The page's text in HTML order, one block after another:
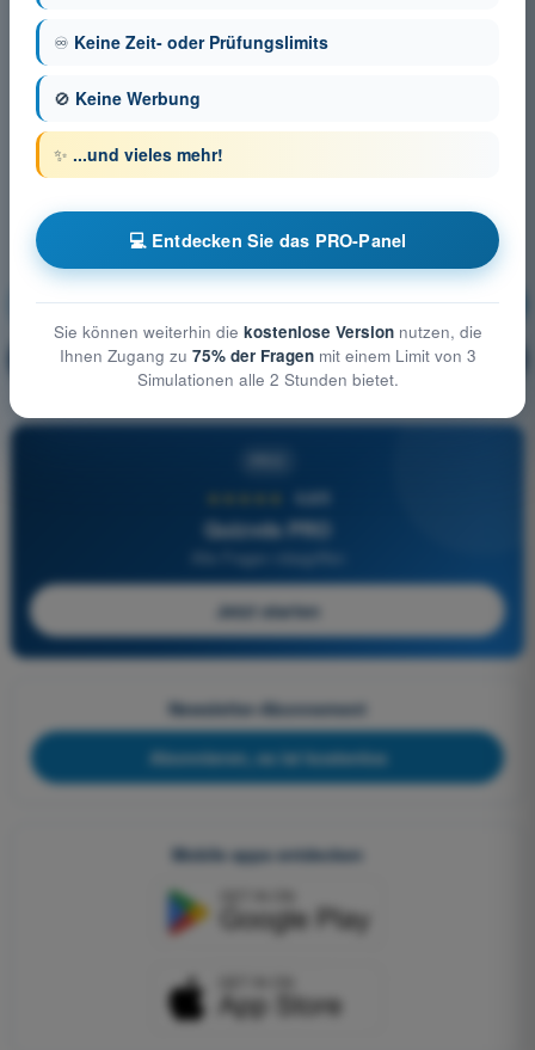
Grundlagen des Fliegens Ausbildung!
🔒 PRO Erläuterung der Frage
4,6/5
Quizvds PRO
Alle Fragen inbegriffen
Jetzt starten
Newsletter-Abonnement
Abonnieren, es ist kostenlos
Mobile apps entdecken
♾️ Keine Zeit- oder Prüfungslimits
🚫 Keine Werbung
✨ ...und vieles mehr!
💻 Entdecken Sie das PRO-Panel
Sie können weiterhin die kostenlose Versionnutzen, die
Ihnen Zugang zu 75% der Fragenmit einem Limit von 3
Simulationen alle 2 Stunden bietet.